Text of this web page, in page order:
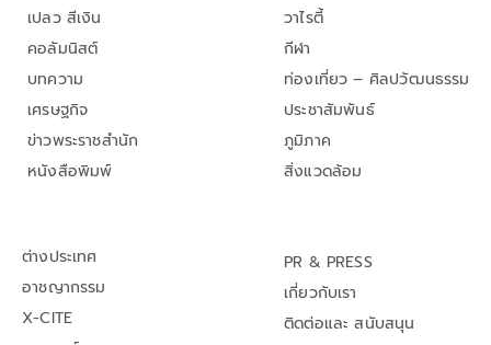
เปลว สีเงิน
คอลัมนิสต์
บทความ
เศรษฐกิจ
ข่าวพระราชสำนัก
หนังสือพิมพ์
วาไรตี้
กีฬา
ท่องเที่ยว – ศิลปวัฒนธรรม
ประชาสัมพันธ์
ภูมิภาค
สิ่งแวดล้อม
ต่างประเทศ
อาชญากรรม
X-CITE
PR & PRESS
เกี่ยวกับเรา
ติดต่อและ สนับสนุน